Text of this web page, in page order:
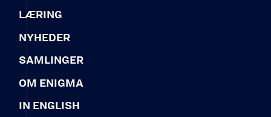
LÆRING
NYHEDER
SAMLINGER
OM ENIGMA
IN ENGLISH